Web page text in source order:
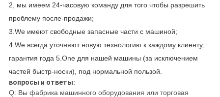
2, мы имеем 24-часовую команду для того чтобы разрешить
проблему после-продажи;
3.We имеют свободные запасные части с машиной;
4.We всегда уточняют новую технологию к каждому клиенту;
гарантия года 5.One для нашей машины (за исключением
частей быстр-носки), под нормальной пользой.
вопросы и ответы:
Q: Вы фабрика машинного оборудования или торговая